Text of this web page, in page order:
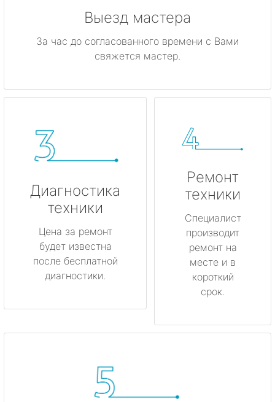
Выезд мастера
За час до согласованного времени с Вами
свяжется мастер.
Диагностика
техники
Цена за ремонт
будет известна
после бесплатной
диагностики.
Ремонт
техники
Специалист
производит
ремонт на
месте и в
короткий
срок.